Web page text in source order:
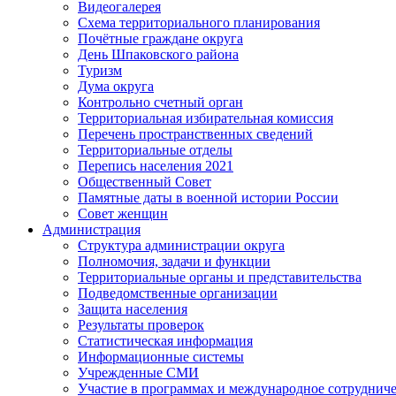
Видеогалерея
Схема территориального планирования
Почётные граждане округа
День Шпаковского района
Туризм
Дума округа
Контрольно счетный орган
Территориальная избирательная комиссия
Перечень пространственных сведений
Территориальные отделы
Перепись населения 2021
Общественный Совет
Памятные даты в военной истории России
Совет женщин
Администрация
Структура администрации округа
Полномочия, задачи и функции
Территориальные органы и представительства
Подведомственные организации
Защита населения
Результаты проверок
Статистическая информация
Информационные системы
Учрежденные СМИ
Участие в программах и международное